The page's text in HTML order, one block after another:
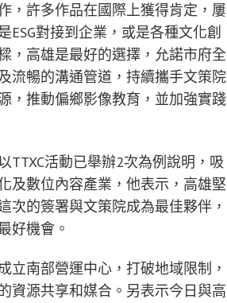
，許多作品在國際上獲得肯定，屢
對接到企業，或是各種文化創
，高雄是最好的選擇，允諾市府全
流暢的溝通管道，持續攜手文策院
，推動偏鄉影像教育，並加強實踐
TTXC活動已舉辦2次為例說明，吸
及數位內容產業，他表示，高雄堅
次的簽署與文策院成為最佳夥伴，
好機會。
立南部營運中心，打破地域限制，
資源共享和媒合。另表示今日與高